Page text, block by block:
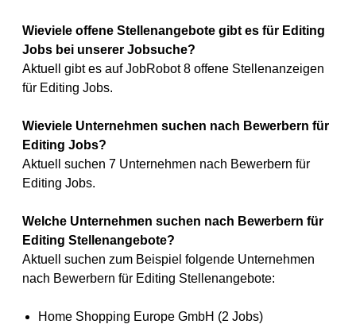
Wieviele offene Stellenangebote gibt es für Editing
Jobs bei unserer Jobsuche?
Aktuell gibt es auf JobRobot 8 offene Stellenanzeigen
für Editing Jobs.
Wieviele Unternehmen suchen nach Bewerbern für
Editing Jobs?
Aktuell suchen 7 Unternehmen nach Bewerbern für
Editing Jobs.
Welche Unternehmen suchen nach Bewerbern für
Editing Stellenangebote?
Aktuell suchen zum Beispiel folgende Unternehmen
nach Bewerbern für Editing Stellenangebote:
Home Shopping Europe GmbH (2 Jobs)